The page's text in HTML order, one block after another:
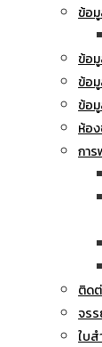
ข้อ
ข้อ
ข้อ
ข้อ
ห้อ
กา
ติด
จร
ใบ